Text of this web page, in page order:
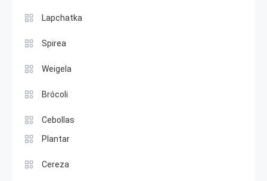
Lapchatka
Spirea
Weigela
Brócoli
Cebollas
Plantar
Cereza